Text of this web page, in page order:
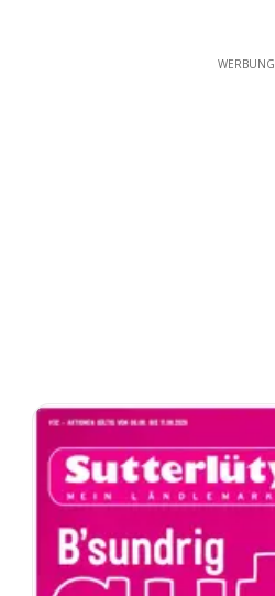
WERBUNG